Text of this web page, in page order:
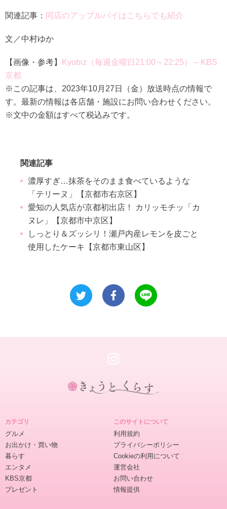
関連記事： 同店のアップルパイはこちらでも紹介
文／中村ゆか
【画像・参考】
Kyobiz（毎週金曜日21:00～22:25） – KBS
京都
※この記事は、2023年10月27日（金）放送時点の情報で
す。最新の情報は各店舗・施設にお問い合わせください。
※文中の金額はすべて税込みです。
関連記事
濃厚すぎ…抹茶をそのまま食べているような
「テリーヌ」【京都市右京区】
愛知の人気店が京都初出店！ カリッモチッ「カ
ヌレ」【京都市中京区】
しっとり＆ズッシリ！瀬戸内産レモンを皮ごと
使用したケーキ【京都市東山区】
カテゴリ
グルメ
お出かけ・買い物
暮らす
エンタメ
KBS京都
プレゼント
このサイトについて
利用規約
プライバシーポリシー
Cookieの利用について
運営会社
お問い合わせ
情報提供